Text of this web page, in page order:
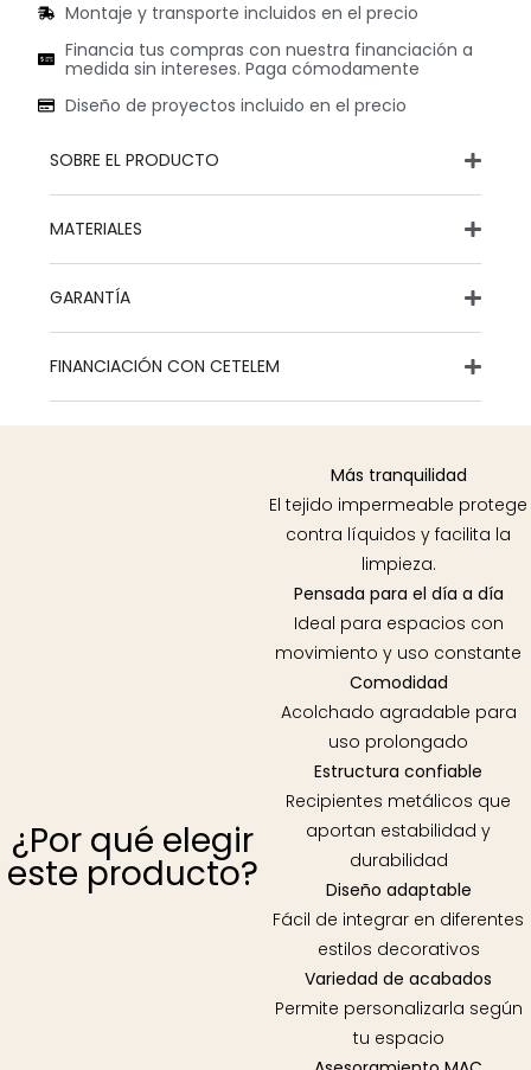
Montaje y transporte incluidos en el precio
Financia tus compras con nuestra financiación a
medida sin intereses. Paga cómodamente
Diseño de proyectos incluido en el precio
SOBRE EL PRODUCTO
MATERIALES
GARANTÍA
FINANCIACIÓN CON CETELEM
¿Por qué elegir
este producto?
Más tranquilidad
El tejido impermeable protege
contra líquidos y facilita la
limpieza.
Pensada para el día a día
Ideal para espacios con
movimiento y uso constante
Comodidad
Acolchado agradable para
uso prolongado
Estructura confiable
Recipientes metálicos que
aportan estabilidad y
durabilidad
Diseño adaptable
Fácil de integrar en diferentes
estilos decorativos
Variedad de acabados
Permite personalizarla según
tu espacio